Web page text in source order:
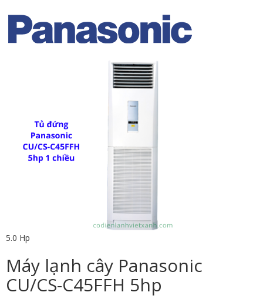
5.0 Hp
Máy lạnh cây Panasonic
CU/CS-C45FFH 5hp